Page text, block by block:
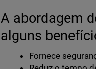
A abordagem
alguns
Fornece